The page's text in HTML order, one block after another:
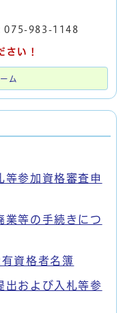
075-983-1148
さい！
ム
等参加資格審査申
業等の手続きにつ
資格者名簿
出および入札等参